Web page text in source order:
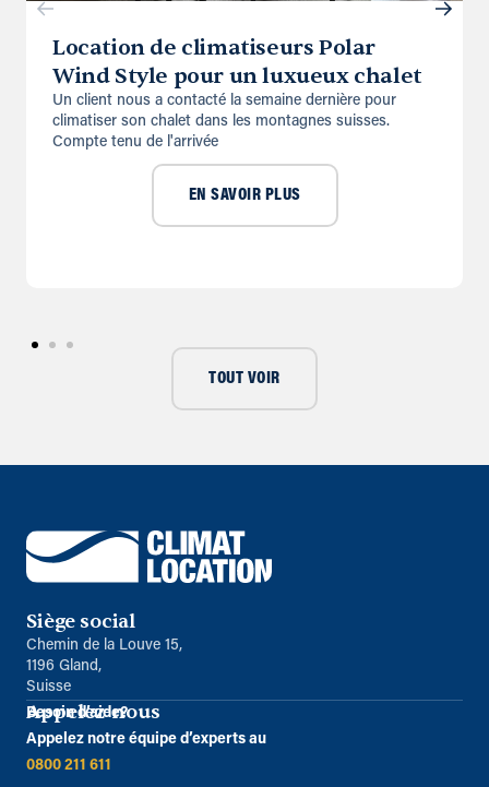
Location de climatiseurs Polar
Wind Style pour un luxueux chalet
Un client nous a contacté la semaine dernière pour
climatiser son chalet dans les montagnes suisses.
Compte tenu de l'arrivée
EN SAVOIR PLUS
TOUT VOIR
Siège social
Chemin de la Louve 15,
1196 Gland,
Suisse
Appelez-nous
Besoin d’aide?
Appelez notre équipe d’experts au
0800 211 611